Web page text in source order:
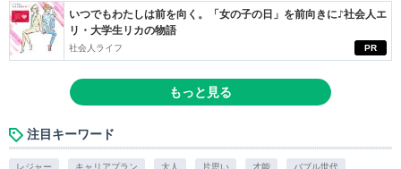
PR
いつでもわたしは前を向く。「女の子の日」を前向きに♪社会人エ
リ・大学生リカの物語
社会人ライフ
もっと見る
注目キーワード
レジャー キャリアプラン 大人 片思い 才能 バブル世代